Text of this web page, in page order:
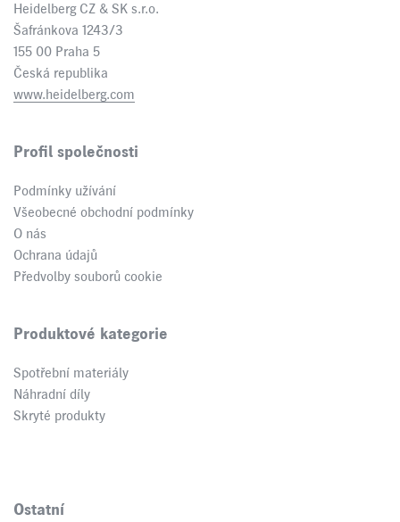
Heidelberg CZ & SK s.r.o.
Šafránkova 1243/3
155 00 Praha 5
Česká republika
www.heidelberg.com
Profil společnosti
Podmínky užívání
Všeobecné obchodní podmínky
O nás
Ochrana údajů
Předvolby souborů cookie
Produktové kategorie
Spotřební materiály
Náhradní díly
Skryté produkty
Ostatní